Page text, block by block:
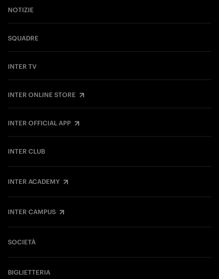
NOTIZIE
SQUADRE
INTER TV
INTER ONLINE STORE
INTER OFFICIAL APP
INTER CLUB
INTER ACADEMY
INTER CAMPUS
SOCIETÀ
BIGLIETTERIA